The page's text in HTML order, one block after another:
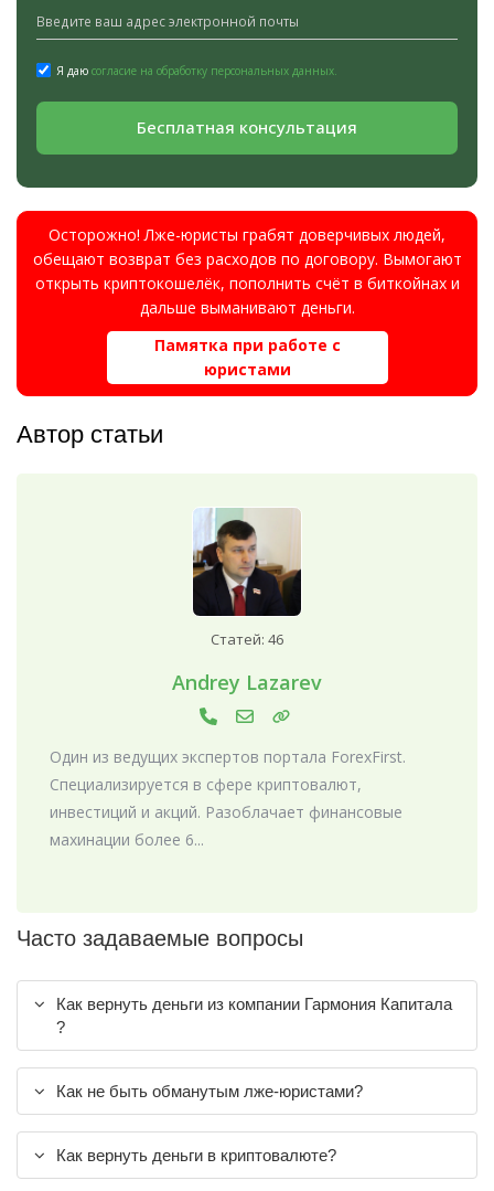
Я даю согласие на обработку персональных данных.
Бесплатная консультация
Осторожно! Лже-юристы грабят доверчивых людей,
обещают возврат без расходов по договору. Вымогают
открыть криптокошелёк, пополнить счёт в биткойнах и
дальше выманивают деньги.
Памятка при работе с
юристами
Автор статьи
Статей: 46
Andrey Lazarev
Один из ведущих экспертов портала ForexFirst.
Специализируется в сфере криптовалют,
инвестиций и акций. Разоблачает финансовые
махинации более 6...
Часто задаваемые вопросы
Как вернуть деньги из компании Гармония Капитала
?
Как не быть обманутым лже-юристами?
Как вернуть деньги в криптовалюте?